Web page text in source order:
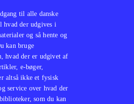
til alle danske
hvad der udgives i
og så hente og
kan bruge
hvad der er udgivet af
e-bøger,
altså ikke et fysisk
service over hvad der
som du kan